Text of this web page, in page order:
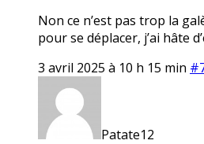
Non ce n’est pas trop la
pour se déplacer, j’ai hâte
3 avril 2025 à 10 h 15 min
Patate12